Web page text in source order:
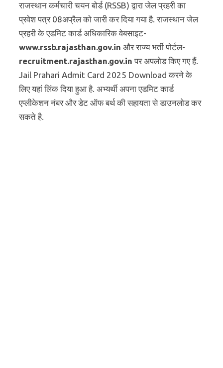
राजस्थान कर्मचारी चयन बोर्ड (RSSB) द्वारा जेल प्रहरी का
प्रवेश पत्र 08अप्रैल को जारी कर दिया गया है. राजस्थान जेल
प्रहरी के एडमिट कार्ड अधिकारिक वेबसाइट-
www.rssb.rajasthan.gov.in और राज्य भर्ती पोर्टल-
recruitment.rajasthan.gov.in पर अपलोड किए गए हैं.
Jail Prahari Admit Card 2025 Download करने के
लिए यहां लिंक दिया हुआ है. अभ्यर्थी अपना एडमिट कार्ड
एप्लीकेशन नंबर और डेट ऑफ बर्थ की सहायता से डाउनलोड कर
सकते है.